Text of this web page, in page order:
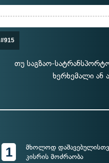
#915
თუ საგზაო-
ხერხემალი ან
1
მხოლოდ
კისრის მოძრაობა